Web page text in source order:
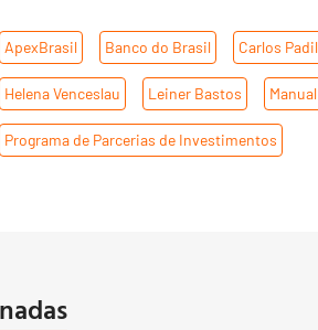
ApexBrasil Banco do Brasil Carlos
Helena Venceslau Leiner Bastos
Programa de Parcerias de Investimentos